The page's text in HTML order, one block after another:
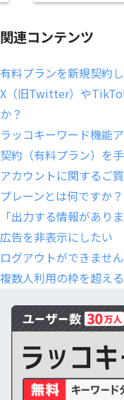
関連コンテンツ
有料プランを新規契約
X（旧Twitter）や
か？
ラッコキーワード機能
契約（有料プラン）を
アカウントに関するご
プレーンとは何ですか？
「出力する情報があり
広告を非表示にしたい
ログアウトができませ
複数人利用の枠を超え